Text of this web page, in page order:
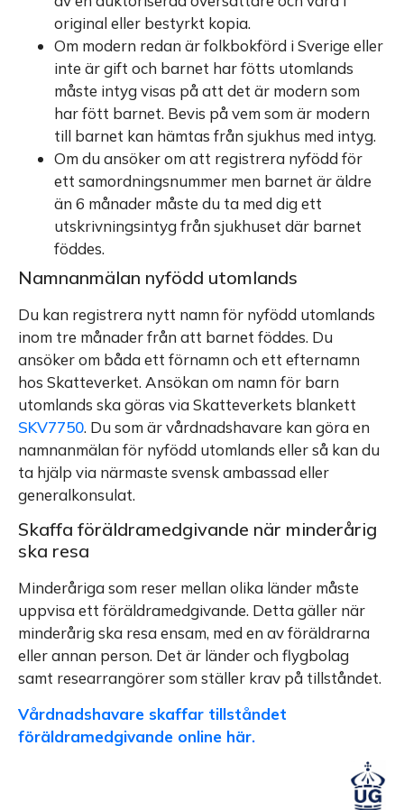
original eller bestyrkt kopia.
Om modern redan är folkbokförd i Sverige eller
inte är gift och barnet har fötts utomlands
måste intyg visas på att det är modern som
har fött barnet. Bevis på vem som är modern
till barnet kan hämtas från sjukhus med intyg.
Om du ansöker om att registrera nyfödd för
ett samordningsnummer men barnet är äldre
än 6 månader måste du ta med dig ett
utskrivningsintyg från sjukhuset där barnet
föddes.
Namnanmälan nyfödd utomlands
Du kan registrera nytt namn för nyfödd utomlands
inom tre månader från att barnet föddes. Du
ansöker om båda ett förnamn och ett efternamn
hos Skatteverket. Ansökan om namn för barn
utomlands ska göras via Skatteverkets blankett
SKV7750. Du som är vårdnadshavare kan göra en
namnanmälan för nyfödd utomlands eller så kan du
ta hjälp via närmaste svensk ambassad eller
generalkonsulat.
Skaffa föräldramedgivande när minderårig
ska resa
Minderåriga som reser mellan olika länder måste
uppvisa ett föräldramedgivande. Detta gäller när
minderårig ska resa ensam, med en av föräldrarna
eller annan person. Det är länder och flygbolag
samt researrangörer som ställer krav på tillståndet.
Vårdnadshavare skaffar tillståndet
föräldramedgivande online här.